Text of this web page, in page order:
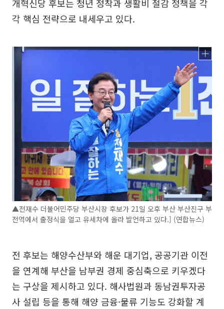
개혁신당 후보는 청년 정착과 생활비 절감 정책을 각
각 핵심 전략으로 내세우고 있다.
▲전재수 더불어민주당 부산시장 후보가 21일 오후 부산 부산진구 부
전역에서 출정식을 열고 유세차에 올라 발언하고 있다.] (연합뉴스)
전 후보는 해양수산부와 해운 대기업, 공공기관 이전
을 연계해 부산을 남부권 경제 중심축으로 키우겠다
는 구상을 제시하고 있다. 해사법원과 동남권투자공
사 설립 등을 통해 해양 금융·물류 기능도 강화할 계